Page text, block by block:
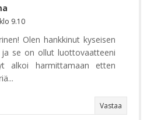
9.10
Olen hankkinut kyseisen
ja se on ollut luottovaatteeni
alkoi harmittamaan etten
Vastaa